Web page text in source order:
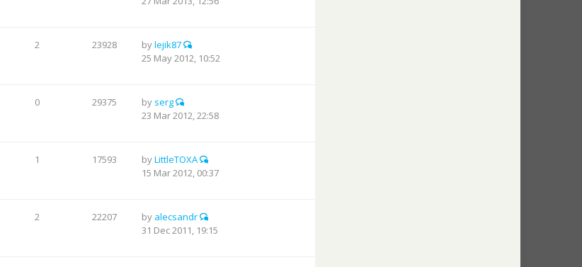
2 23928 bylejik87
25 May 2012, 10:52
0 29375 by serg
23 Mar 2012, 22:58
1 17593 byLittleTOXA
15 Mar 2012, 00:37
2 22207 by alecsandr
31 Dec 2011, 19:15